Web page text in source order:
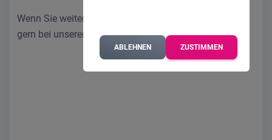
Wenn Sie weitere Fragen haben, dann melden Sie sich
gern bei unserem
Support-Team.
ABLEHNEN ZUSTIMMEN